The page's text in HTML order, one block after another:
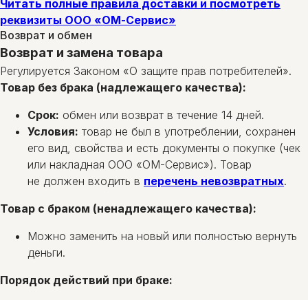
Читать полные правила доставки и посмотреть
реквизиты ООО «ОМ-Сервис»
Возврат и обмен
Возврат и замена товара
Регулируется Законом «О защите прав потребителей».
Товар без брака (надлежащего качества):
Срок: обмен или возврат в течение 14 дней.
Условия: товар не был в употреблении, сохранен
его вид, свойства и есть документы о покупке (чек
или накладная ООО «ОМ-Сервис»). Товар
не должен входить в перечень невозвратных.
Товар с браком (ненадлежащего качества):
Можно заменить на новый или полностью вернуть
деньги.
Порядок действий при браке: